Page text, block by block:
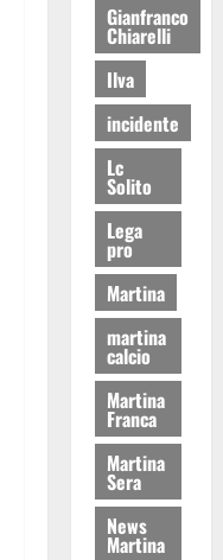
Gianfranco
Chiarelli
Ilva
incidente
Lc
Solito
Lega
pro
Martina
martina
calcio
Martina
Franca
Martina
Sera
News
Martina